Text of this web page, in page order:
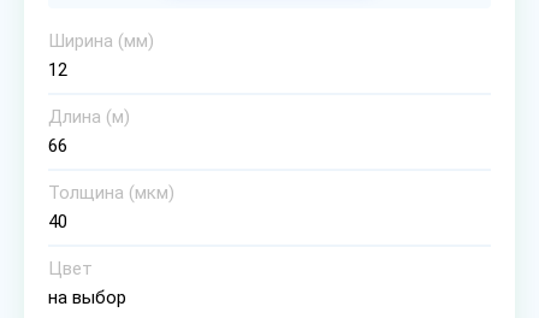
Ширина (мм)
12
Длина (м)
66
Толщина (мкм)
40
Цвет
на выбор